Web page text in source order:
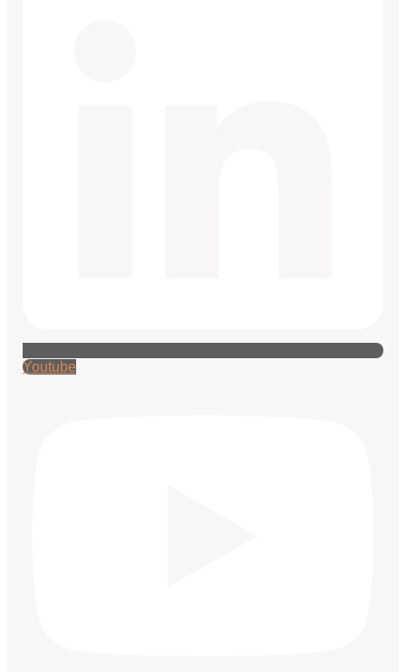
Youtube